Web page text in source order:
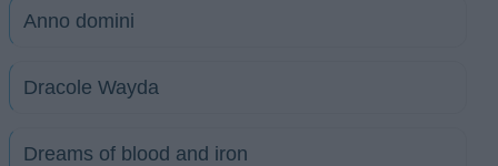
Anno domini
Dracole Wayda
Dreams of blood and iron